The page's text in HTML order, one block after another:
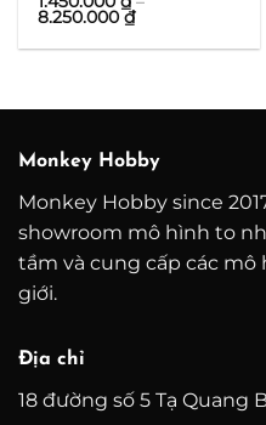
8.250.000₫Khoảng
giá:
từ
Monkey Hobby
Monkey Hobby since
showroom mô hình to
tầm và cung cấp các
giới.
Địa chỉ
18 đường số 5 Tạ Quang